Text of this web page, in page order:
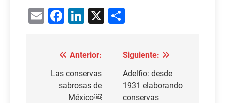
EmailFacebook
LinkedIn
X
Navegación
entradas
Anterior:
Las conservas
sabrosas de
México￼
Siguiente:
Adelfio: desde
1931 elaborando
conservas